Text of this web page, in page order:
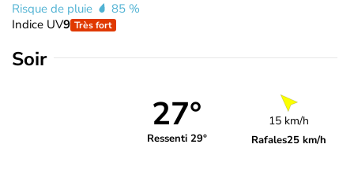
Risque de pluie
85 %
Indice UV9 Très fort
Soir
27°
Ressenti 29°
15 km/h
Rafales25 km/h